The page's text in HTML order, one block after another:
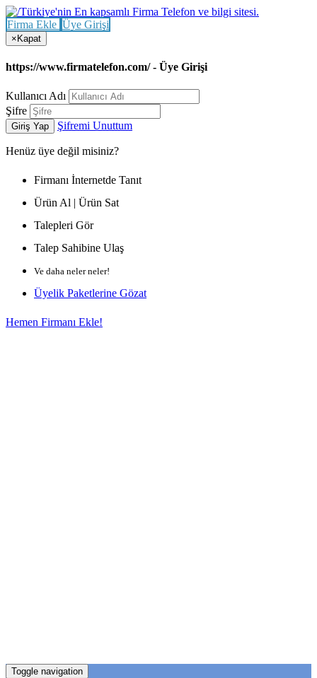
Firma Ekle Üye Girişi
× Kapat
https://www.firmatelefon.com/ - Üye Girişi
Kullanıcı Adı
Şifre
Giriş Yap Şifremi Unuttum
Henüz üye değil misiniz?
Firmanı İnternetde Tanıt
Ürün Al | Ürün Sat
Talepleri Gör
Talep Sahibine Ulaş
Ve daha neler neler!
Üyelik Paketlerine Gözat
Hemen Firmanı Ekle!
Toggle navigation